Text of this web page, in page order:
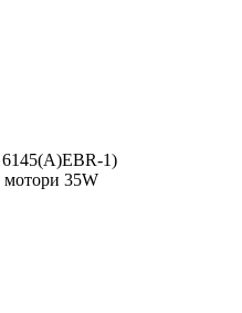
1)
мотори 35W